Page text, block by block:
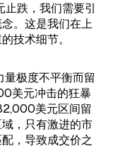
跌，我们需要引
。这是我们在上
技术细节。
量极度不平衡而留
美元冲击的狂暴
美元区间留
，只有激进的市
，导致成交价之